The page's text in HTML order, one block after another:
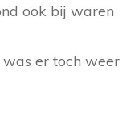
ook bij waren
er toch weer